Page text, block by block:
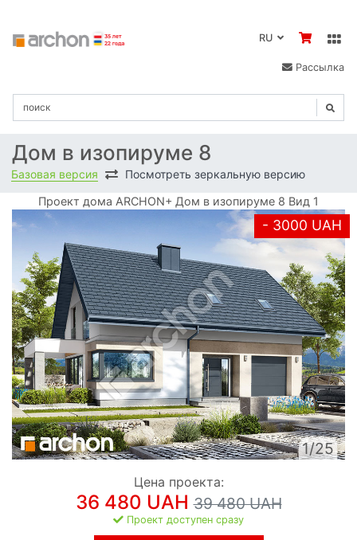
Рассылка
Дом в изопируме 8
Базовая версия Посмотреть зеркальную версию
Проект дома ARCHON+ Дом в изопируме 8 Вид 1
- 3000 UAH
1/25
Цена проекта:
36 480 UAH39 480 UAH
Проект доступен сразу